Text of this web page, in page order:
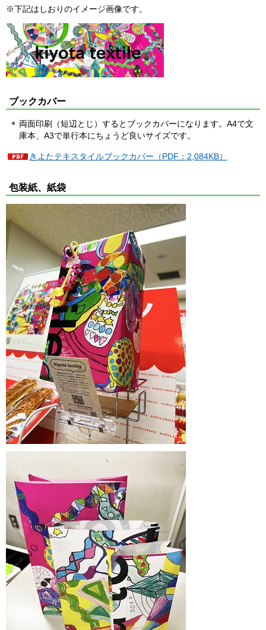
※下記はしおりのイメージ画像です。
ブックカバー
両面印刷（短辺とじ）するとブックカバーになります。A4で文
庫本、A3で単行本にちょうど良いサイズです。
きよたテキスタイルブックカバー（PDF：2,084KB）
包装紙、紙袋